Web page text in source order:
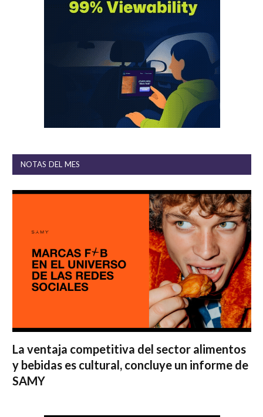
NOTAS DEL MES
La ventaja competitiva del sector alimentos
y bebidas es cultural, concluye un informe de
SAMY